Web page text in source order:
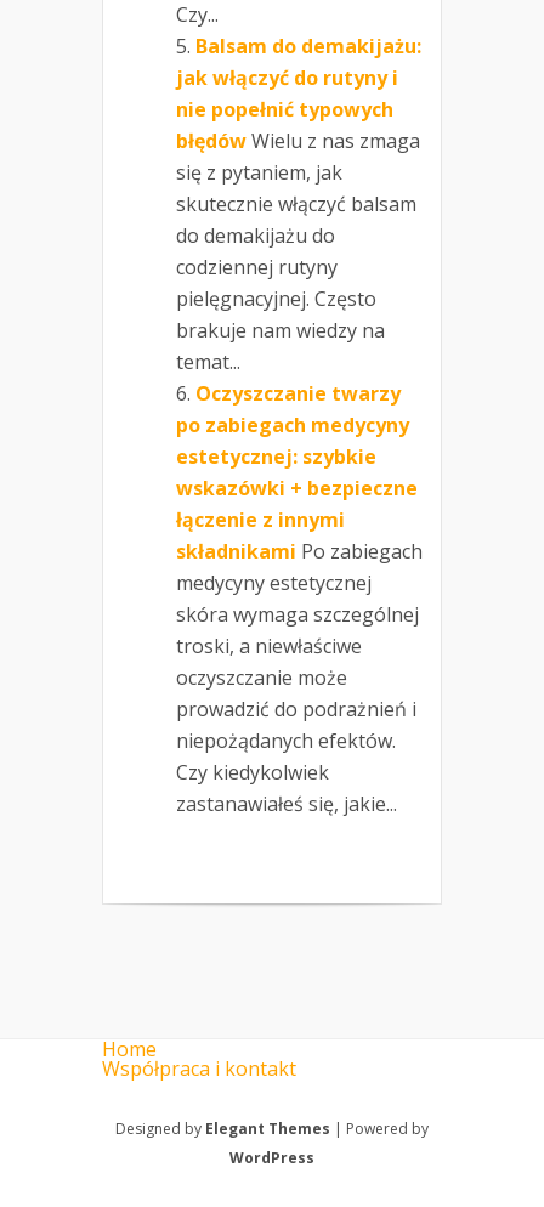
Czy...
Balsam do demakijażu:
jak włączyć do rutyny i
nie popełnić typowych
błędówWielu z nas zmaga
się z pytaniem, jak
skutecznie włączyć balsam
do demakijażu do
codziennej rutyny
pielęgnacyjnej. Często
brakuje nam wiedzy na
temat...
Oczyszczanie twarzy
po zabiegach medycyny
estetycznej: szybkie
wskazówki + bezpieczne
łączenie z innymi
składnikami Po zabiegach
medycyny estetycznej
skóra wymaga szczególnej
troski, a niewłaściwe
oczyszczanie może
prowadzić do podrażnień i
niepożądanych efektów.
Czy kiedykolwiek
zastanawiałeś się, jakie...
Home
Współpraca i kontakt
Designed by Elegant Themes | Powered by
WordPress